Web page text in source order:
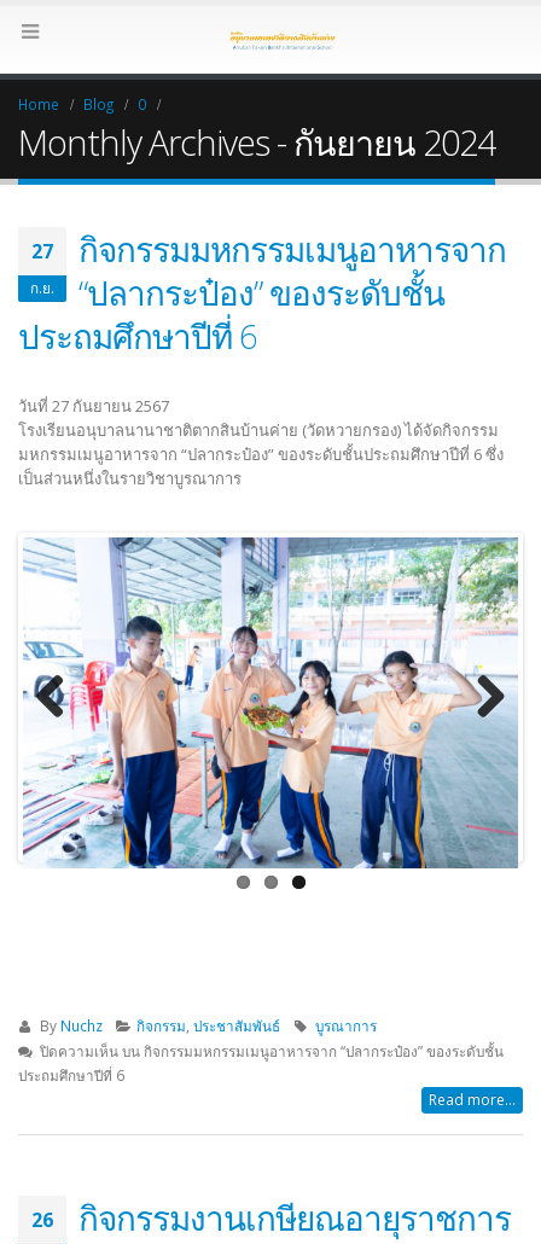
Home Blog 0
Monthly Archives - กันยายน 2024
27
ก.ย.
กิจกรรมมหกรรมเมนูอาหารจาก
“ปลากระป๋อง” ของระดับชั้น
ประถมศึกษาปีที่ 6
วันที่ 27 กันยายน 2567
โรงเรียนอนุบาลนานาชาติตากสินบ้านค่าย (วัดหวายกรอง) ได้จัดกิจกรรม
มหกรรมเมนูอาหารจาก “ปลากระป๋อง” ของระดับชั้นประถมศึกษาปีที่ 6 ซึ่ง
เป็นส่วนหนึ่งในรายวิชาบูรณาการ
Previous Next
By Nuchz กิจกรรม,ประชาสัมพันธ์
บูรณาการ
ปิดความเห็นบน กิจกรรมมหกรรมเมนูอาหารจาก “ปลากระป๋อง” ของระดับชั้น
ประถมศึกษาปีที่ 6
Read more...
26 กิจกรรมงานเกษียณอายุราชการ